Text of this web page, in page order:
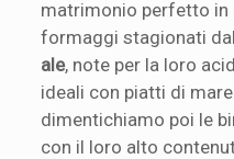
matrimonio perfetto in
formaggi stagionati
ale, note per la loro
ideali con piatti di
dimentichiamo poi le
con il loro alto